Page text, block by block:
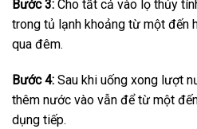
Bước 3: Cho tất cả vào lọ thủy
trong tủ lạnh khoảng từ một đến
qua đêm.
Bước 4: Sau khi uống xong lượt
thêm nước vào vẫn để từ một
dụng tiếp.